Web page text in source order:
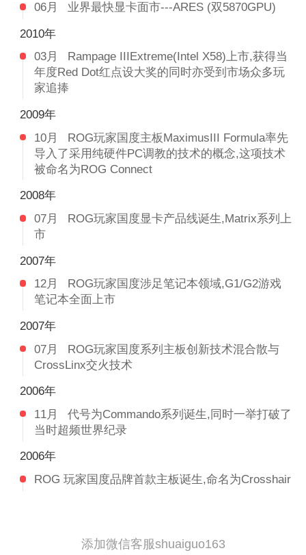
06月
业界最快显卡面市---ARES (双5870GPU)
2010年
03月
Rampage IIIExtreme(Intel X58)上市,获得当
年度Red Dot红点设大奖的同时亦受到市场众多玩
家追捧
2009年
10月
ROG玩家国度主板MaximusIII Formula率先
导入了采用纯硬件PC调教的技术的概念,这项技术
被命名为ROG Connect
2008年
07月
ROG玩家国度显卡产品线诞生,Matrix系列上
市
2007年
12月
ROG玩家国度涉足笔记本领域,G1/G2游戏
笔记本全面上市
2007年
07月
ROG玩家国度系列主板创新技术混合散与
CrossLinx交火技术
2006年
11月
代号为Commando系列诞生,同时一举打破了
当时超频世界纪录
2006年
ROG 玩家国度品牌首款主板诞生,命名为Crosshair
添加微信客服shuaiguo163